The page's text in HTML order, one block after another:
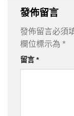
發佈留言
發佈留言必須
欄位標示為 *
留言*